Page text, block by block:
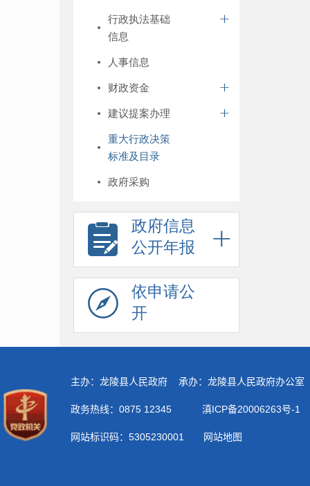
行政执法基础
信息
人事信息
财政资金
建议提案办理
重大行政决策
标准及目录
政府采购
政府信息
公开年报
依申请公
开